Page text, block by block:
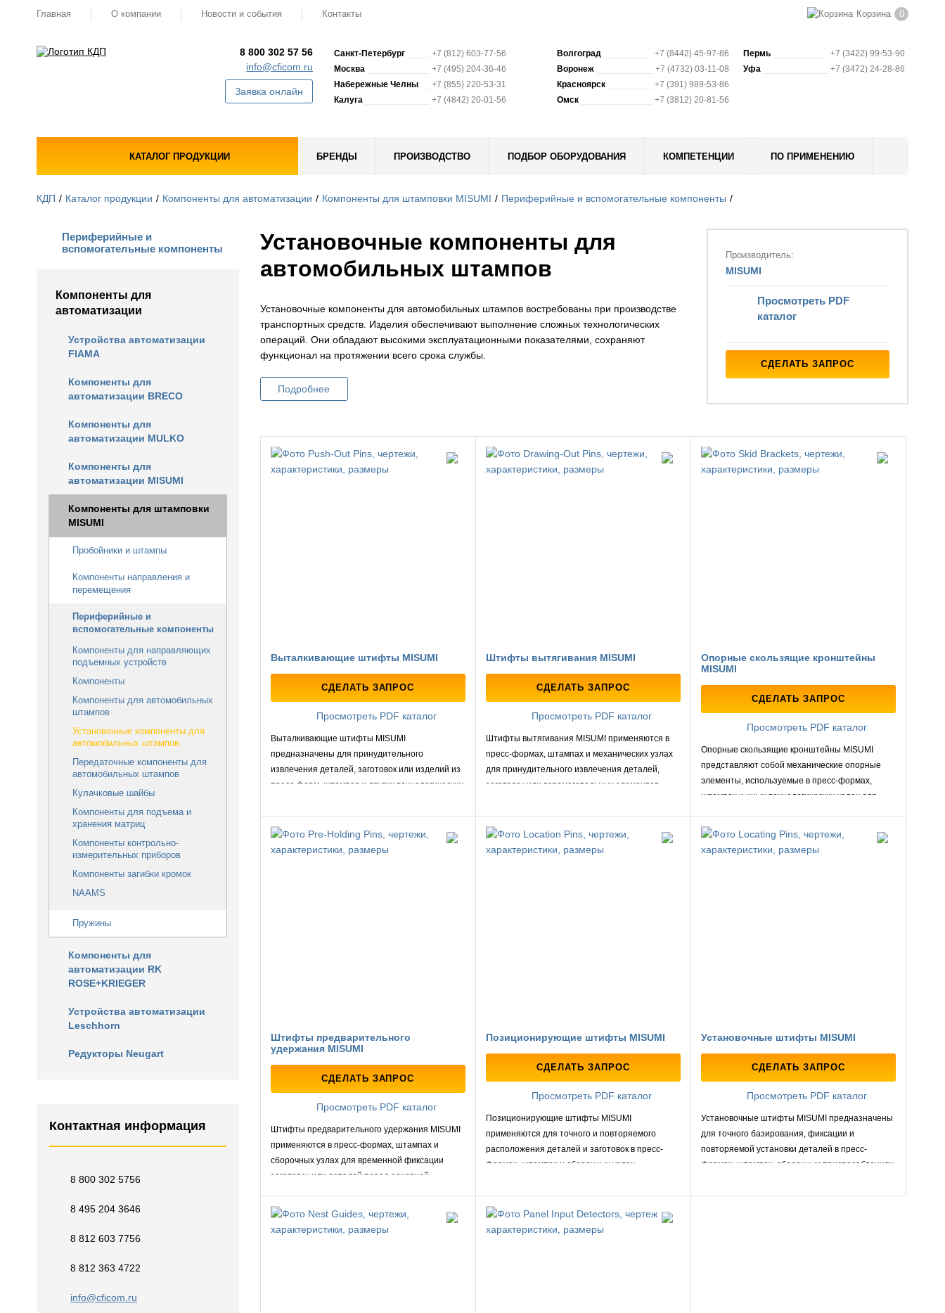
Главная О компании Новости и события Контакты Корзина 0
8 800 302 57 56
info@cficom.ru
Заявка онлайн
Санкт-Петербург
+7 (812) 603-77-56
Москва
+7 (495) 204-36-46
Набережные Челны
+7 (855) 220-53-31
Калуга
+7 (4842) 20-01-56
Волгоград
+7 (8442) 45-97-86
Воронеж
+7 (4732) 03-11-08
Красноярск
+7 (391) 989-53-86
Омск
+7 (3812) 20-81-56
Пермь
+7 (3422) 99-53-90
Уфа
+7 (3472) 24-28-86
КАТАЛОГ ПРОДУКЦИИ БРЕНДЫ ПРОИЗВОДСТВО ПОДБОР ОБОРУДОВАНИЯ КОМПЕТЕНЦИИ ПО ПРИМЕНЕНИЮ
КДП Каталог продукции Компоненты для автоматизации Компоненты для штамповки MISUMI Периферийные и вспомогательные компоненты
Периферийные и
вспомогательные компоненты
Компоненты для
автоматизации
Устройства автоматизации
FIAMA
Компоненты для
автоматизации BRECO
Компоненты для
автоматизации MULKO
Компоненты для
автоматизации MISUMI
Компоненты для штамповки
MISUMI
Пробойники и штампы
Компоненты направления и
перемещения
Периферийные и
вспомогательные компоненты
Компоненты для направляющих
подъемных устройств
Компоненты
Компоненты для автомобильных
штампов
Установочные компоненты для
автомобильных штампов
Передаточные компоненты для
автомобильных штампов
Кулачковые шайбы
Компоненты для подъема и
хранения матриц
Компоненты контрольно-
измерительных приборов
Компоненты загибки кромок
NAAMS
Пружины
Компоненты для
автоматизации RK
ROSE+KRIEGER
Устройства автоматизации
Leschhorn
Редукторы Neugart
Контактная информация
8 800 302 5756
8 495 204 3646
8 812 603 7756
8 812 363 4722
info@cficom.ru
Установочные компоненты для
автомобильных штампов
Установочные компоненты для автомобильных штампов востребованы при производстве
транспортных средств. Изделия обеспечивают выполнение сложных технологических
операций. Они обладают высокими эксплуатационными показателями, сохраняют
функционал на протяжении всего срока службы.
Подробнее
Производитель:
MISUMI
Просмотреть PDF
каталог
СДЕЛАТЬ ЗАПРОС
Выталкивающие штифты MISUMI
СДЕЛАТЬ ЗАПРОС
Просмотреть PDF каталог
Выталкивающие штифты MISUMI
предназначены для принудительного
извлечения деталей, заготовок или изделий из
пресс-форм, штампов и других технологических
формования или обработки.
Штифты вытягивания MISUMI
СДЕЛАТЬ ЗАПРОС
Просмотреть PDF каталог
Штифты вытягивания MISUMI применяются в
пресс-формах, штампах и механических узлах
для принудительного извлечения деталей,
заготовок или вспомогательных элементов
Опорные скользящие кронштейны
MISUMI
СДЕЛАТЬ ЗАПРОС
Просмотреть PDF каталог
Опорные скользящие кронштейны MISUMI
представляют собой механические опорные
элементы, используемые в пресс‑формах,
штампах и иных технологических узлах для
подвижных частей конструкции.
Штифты предварительного
удержания MISUMI
СДЕЛАТЬ ЗАПРОС
Просмотреть PDF каталог
Штифты предварительного удержания MISUMI
применяются в пресс-формах, штампах и
сборочных узлах для временной фиксации
заготовок или деталей перед основной
Позиционирующие штифты MISUMI
СДЕЛАТЬ ЗАПРОС
Просмотреть PDF каталог
Позиционирующие штифты MISUMI
применяются для точного и повторяемого
расположения деталей и заготовок в пресс-
формах, штампах и сборочных узлах.
Установочные штифты MISUMI
СДЕЛАТЬ ЗАПРОС
Просмотреть PDF каталог
Установочные штифты MISUMI предназначены
для точного базирования, фиксации и
повторяемой установки деталей в пресс-
формах, штампах, сборочных приспособлениях